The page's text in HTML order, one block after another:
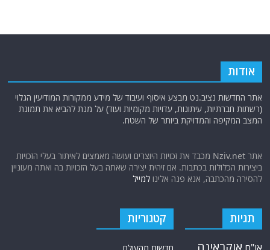
פצצות חכמות, משא ומתן טיפש
אודות
אתר החדשות נציב.נט מבצע איסוף ועיבוד של מידע ממקורות המודיעין הגלוי